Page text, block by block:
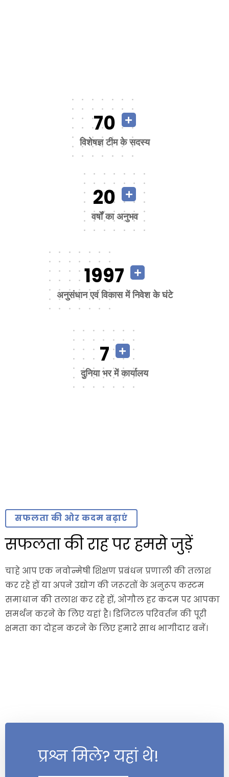
70
विशेषज्ञ टीम के सदस्य
20
वर्षों का अनुभव
1999
अनुसंधान एवं विकास में निवेश के घंटे
7
दुनिया भर में कार्यालय
सफलता की ओर कदम बढ़ाएं
सफलता की राह पर हमसे जुड़ें
चाहे आप एक नवोन्मेषी शिक्षण प्रबंधन प्रणाली की तलाश
कर रहे हों या अपने उद्योग की जरूरतों के अनुरूप कस्टम
समाधान की तलाश कर रहे हों, ओगौल हर कदम पर आपका
समर्थन करने के लिए यहां है। डिजिटल परिवर्तन की पूरी
क्षमता का दोहन करने के लिए हमारे साथ भागीदार बनें।
प्रश्न मिले? यहां थे!